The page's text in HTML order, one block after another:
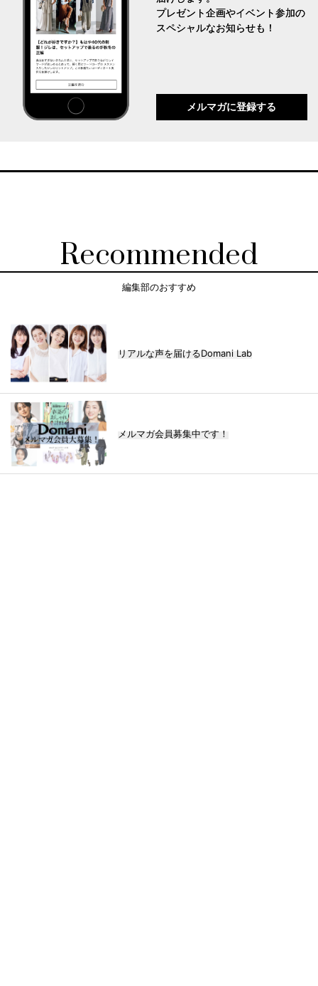
プレゼント企画やイベント参加の
スペシャルなお知らせも！
メルマガに登録する
Recommended
編集部のおすすめ
リアルな声を届けるDomani Lab
メルマガ会員募集中です！